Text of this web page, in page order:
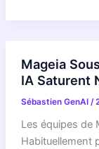
3.1
Pro
de
Google
cache-
Mageia
IA Saturent
Sébastien GenAI /
Les équipes de
Habituellement